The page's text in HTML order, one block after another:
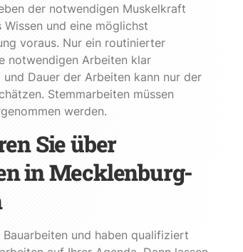
der notwendigen Muskelkraft
und eine möglichst
voraus. Nur ein routinierter
notwendigen Arbeiten klar
Dauer der Arbeiten kann nur der
Stemmarbeiten müssen
werden.
Sie über
in Mecklenburg-
und haben qualifiziert